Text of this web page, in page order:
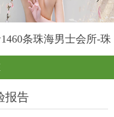
条珠海男士会所-珠
息
报告